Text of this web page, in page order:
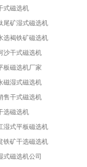
式磁选机
尾矿湿式磁选机
选褐铁矿磁选机
沙干式磁选机
板磁选机厂家
磁湿式磁选机
售干式磁选机
选磁选机
湿式平板磁选机
铁矿干选磁选机
式磁选机公司